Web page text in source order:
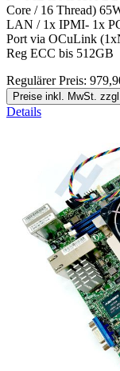
Core / 16 Thread)
LAN / 1x IPMI- 1x
Port via OCuLink
Reg ECC bis 512GB
Regulärer Preis:
Preise inkl. MwSt.
Details